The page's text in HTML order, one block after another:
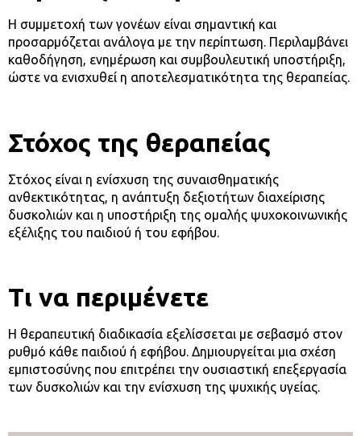
Η συμμετοχή των γονέων είναι σημαντική και
προσαρμόζεται ανάλογα με την περίπτωση. Περιλαμβάνει
καθοδήγηση, ενημέρωση και συμβουλευτική υποστήριξη,
ώστε να ενισχυθεί η αποτελεσματικότητα της θεραπείας.
Στόχος της θεραπείας
Στόχος είναι η ενίσχυση της συναισθηματικής
ανθεκτικότητας, η ανάπτυξη δεξιοτήτων διαχείρισης
δυσκολιών και η υποστήριξη της ομαλής ψυχοκοινωνικής
εξέλιξης του παιδιού ή του εφήβου.
Τι να περιμένετε
Η θεραπευτική διαδικασία εξελίσσεται με σεβασμό στον
ρυθμό κάθε παιδιού ή εφήβου. Δημιουργείται μια σχέση
εμπιστοσύνης που επιτρέπει την ουσιαστική επεξεργασία
των δυσκολιών και την ενίσχυση της ψυχικής υγείας.